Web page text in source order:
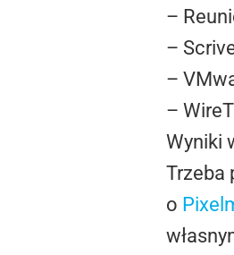
–
–
–
–
Wyniki
Trzeba
o